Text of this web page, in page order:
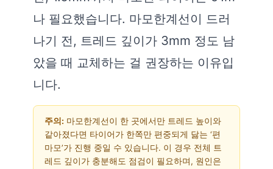
나 필요했습니다. 마모한계선이 드러
나기 전, 트레드 깊이가 3mm 정도 남
았을 때 교체하는 걸 권장하는 이유입
니다.
주의: 마모한계선이 한 곳에서만 트레드 높이와
같아졌다면 타이어가 한쪽만 편중되게 닳는 ‘편
마모’가 진행 중일 수 있습니다. 이 경우 전체 트
레드 깊이가 충분해도 점검이 필요하며, 원인은